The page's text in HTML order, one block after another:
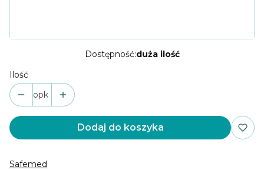
Dostępność:duża ilość
Ilość
opk
Dodaj do koszyka
Safemed